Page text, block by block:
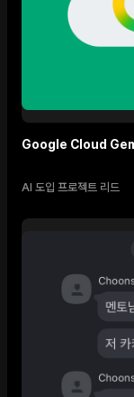
Google Cloud
AI 도입 프로젝트 리드